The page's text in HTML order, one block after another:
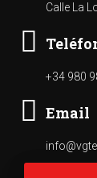
Calle La
+34 980
Email